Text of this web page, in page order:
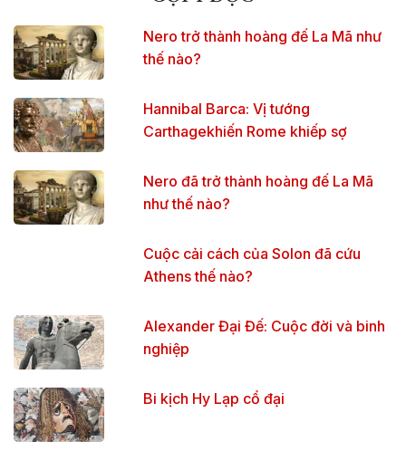
Nero trở thành hoàng đế La Mã như
thế nào?
Hannibal Barca: Vị tướng
Carthagekhiến Rome khiếp sợ
Nero đã trở thành hoàng đế La Mã
như thế nào?
Cuộc cải cách của Solon đã cứu
Athens thế nào?
Alexander Đại Đế: Cuộc đời và binh
nghiệp
Bi kịch Hy Lạp cổ đại